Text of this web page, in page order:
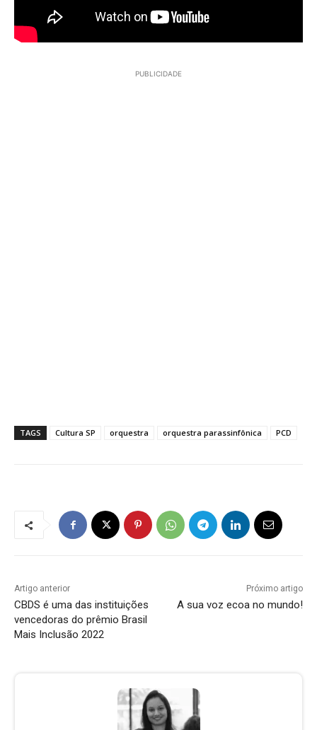
PUBLICIDADE
TAGS Cultura SP orquestra orquestra parassinfônica PCD
Artigo anterior
CBDS é uma das instituições
vencedoras do prêmio Brasil
Mais Inclusão 2022
Próximo artigo
A sua voz ecoa no mundo!